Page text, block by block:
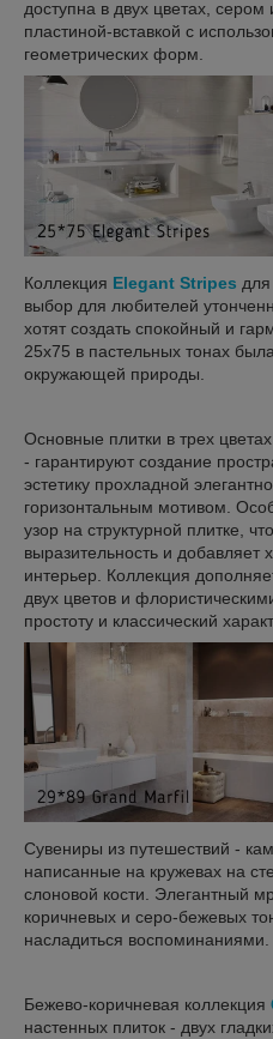
доступна в двух цветах,
пластиной-вставкой с
геометрических форм.
Коллекция Elegant Stripes
выбор для любителей
хотят создать спокойный и
25x75 в пастельных тонах
окружающей природы.
Основные плитки в трех
- гарантируют создание
эстетику прохладной
горизонтальным мотивом.
узор на структурной плитке,
выразительность и добавляет
интерьер. Коллекция
двух цветов и
простоту и классический
Сувениры из путешествий -
написанные на кружевах на
слоновой кости. Элегантный
коричневых и серо-бежевых
насладиться воспоминаниями.
Бежево-коричневая коллекция
настенных плиток - двух